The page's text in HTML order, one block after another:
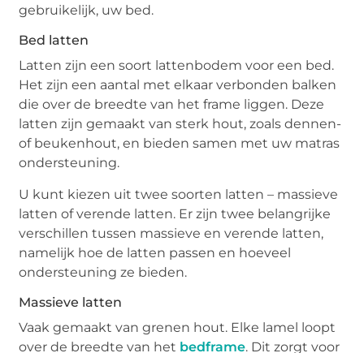
gebruikelijk, uw bed.
Bed latten
Latten zijn een soort lattenbodem voor een bed.
Het zijn een aantal met elkaar verbonden balken
die over de breedte van het frame liggen. Deze
latten zijn gemaakt van sterk hout, zoals dennen-
of beukenhout, en bieden samen met uw matras
ondersteuning.
U kunt kiezen uit twee soorten latten – massieve
latten of verende latten. Er zijn twee belangrijke
verschillen tussen massieve en verende latten,
namelijk hoe de latten passen en hoeveel
ondersteuning ze bieden.
Massieve latten
Vaak gemaakt van grenen hout. Elke lamel loopt
over de breedte van het bedframe. Dit zorgt voor